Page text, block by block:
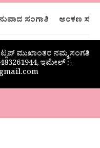
ಸಂಗಾತಿ ಅಂಕಣ
ಮುಖಾಂತರ ನಮ್ಮ ಸಂಗತಿ
ಇಮೇಲ್ :-